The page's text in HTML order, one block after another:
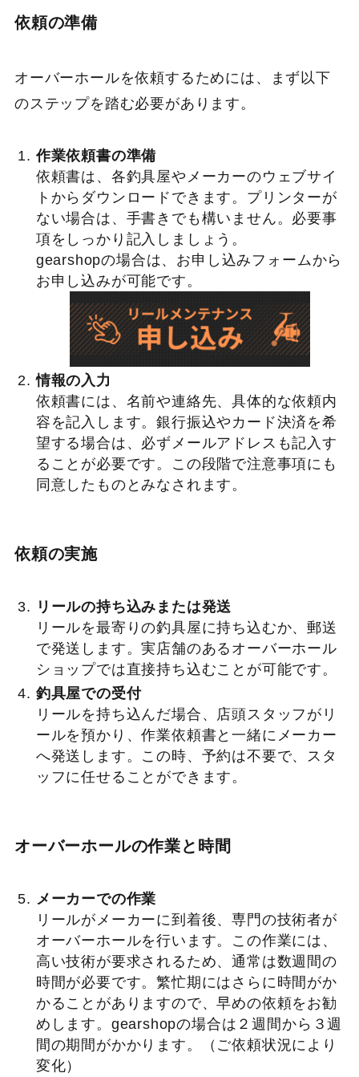
依頼の準備
オーバーホールを依頼するためには、まず以下
のステップを踏む必要があります。
作業依頼書の準備
依頼書は、各釣具屋やメーカーのウェブサイ
トからダウンロードできます。プリンターが
ない場合は、手書きでも構いません。必要事
項をしっかり記入しましょう。
gearshopの場合は、お申し込みフォームから
お申し込みが可能です。
情報の入力
依頼書には、名前や連絡先、具体的な依頼内
容を記入します。銀行振込やカード決済を希
望する場合は、必ずメールアドレスも記入す
ることが必要です。この段階で注意事項にも
同意したものとみなされます。
依頼の実施
リールの持ち込みまたは発送
リールを最寄りの釣具屋に持ち込むか、郵送
で発送します。実店舗のあるオーバーホール
ショップでは直接持ち込むことが可能です。
釣具屋での受付
リールを持ち込んだ場合、店頭スタッフがリ
ールを預かり、作業依頼書と一緒にメーカー
へ発送します。この時、予約は不要で、スタ
ッフに任せることができます。
オーバーホールの作業と時間
メーカーでの作業
リールがメーカーに到着後、専門の技術者が
オーバーホールを行います。この作業には、
高い技術が要求されるため、通常は数週間の
時間が必要です。繁忙期にはさらに時間がか
かることがありますので、早めの依頼をお勧
めします。gearshopの場合は２週間から３週
間の期間がかかります。（ご依頼状況により
変化）